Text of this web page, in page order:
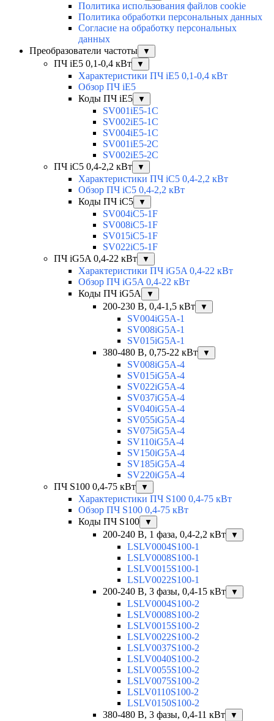
Политика использования файлов cookie
Политика обработки персональных данных
Согласие на обработку персональных
данных
Преобразователи частоты
▼
ПЧ iE5 0,1-0,4 кВт ▼
Характеристики ПЧ iE5 0,1-0,4 кВт
Обзор ПЧ iE5
Коды ПЧ iE5
▼
SV001iE5-1C
SV002iE5-1C
SV004iE5-1C
SV001iE5-2C
SV002iE5-2C
ПЧ iC5 0,4-2,2 кВт
▼
Характеристики ПЧ iC5 0,4-2,2 кВт
Обзор ПЧ iC5 0,4-2,2 кВт
Коды ПЧ iC5
▼
SV004iC5-1F
SV008iC5-1F
SV015iC5-1F
SV022iC5-1F
ПЧ iG5A 0,4-22 кВт
▼
Характеристики ПЧ iG5A 0,4-22 кВт
Обзор ПЧ iG5A 0,4-22 кВт
Коды ПЧ iG5A
▼
200-230 В, 0,4-1,5 кВт ▼
SV004iG5A-1
SV008iG5A-1
SV015iG5A-1
380-480 В, 0,75-22 кВт
▼
SV008iG5A-4
SV015iG5A-4
SV022iG5A-4
SV037iG5A-4
SV040iG5A-4
SV055iG5A-4
SV075iG5A-4
SV110iG5A-4
SV150iG5A-4
SV185iG5A-4
SV220iG5A-4
ПЧ S100 0,4-75 кВт
▼
Характеристики ПЧ S100 0,4-75 кВт
Обзор ПЧ S100 0,4-75 кВт
Коды ПЧ S100
▼
200-240 В, 1 фаза, 0,4-2,2 кВт ▼
LSLV0004S100-1
LSLV0008S100-1
LSLV0015S100-1
LSLV0022S100-1
200-240 В, 3 фазы, 0,4-15 кВт
▼
LSLV0004S100-2
LSLV0008S100-2
LSLV0015S100-2
LSLV0022S100-2
LSLV0037S100-2
LSLV0040S100-2
LSLV0055S100-2
LSLV0075S100-2
LSLV0110S100-2
LSLV0150S100-2
380-480 В, 3 фазы, 0,4-11 кВт
▼